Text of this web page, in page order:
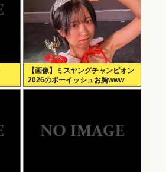
【画像】ミスヤングチャンピオン
2026のボーイッシュお胸www